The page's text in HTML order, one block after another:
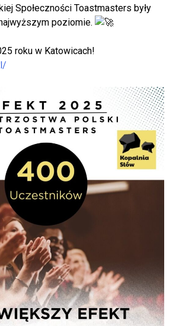
Społeczności Toastmasters były
poziomie.
roku w Katowicach!